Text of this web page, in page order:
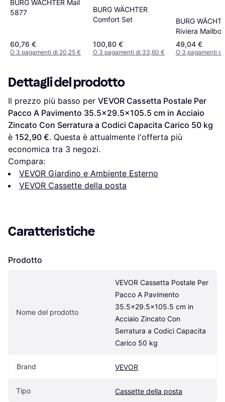
BURG WÄCHTER Mail
5877
60,76 €
O 3 pagamenti di 20,25 €
BURG WÄCHTER
Comfort Set
100,80 €
O 3 pagamenti di 33,60 €
BURG
Riviera Mailbox
49,04 €
O 3 pagamenti
Dettagli del prodotto
Il prezzo più basso per VEVOR Cassetta Postale Per
Pacco A Pavimento 35.5x29.5x105.5 cm in Acciaio
Zincato Con Serratura a Codici Capacita Carico 50 kg
è 152,90 €. Questa è attualmente l'offerta più
economica tra 3 negozi.
Compara:
VEVOR Giardino e Ambiente Esterno
VEVOR Cassette della posta
Caratteristiche
Prodotto
Nome del prodotto
VEVOR Cassetta Postale Per
Pacco A Pavimento
35.5x29.5x105.5 cm in
Acciaio Zincato Con
Serratura a Codici Capacita
Carico 50 kg
Brand VEVOR
Tipo Cassette della posta